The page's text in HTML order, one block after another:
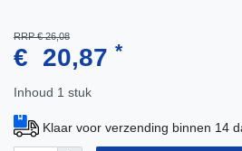
RRP € 26,08
€ 20,87 *
Inhoud 1 stuk
Klaar voor verzending binnen 14